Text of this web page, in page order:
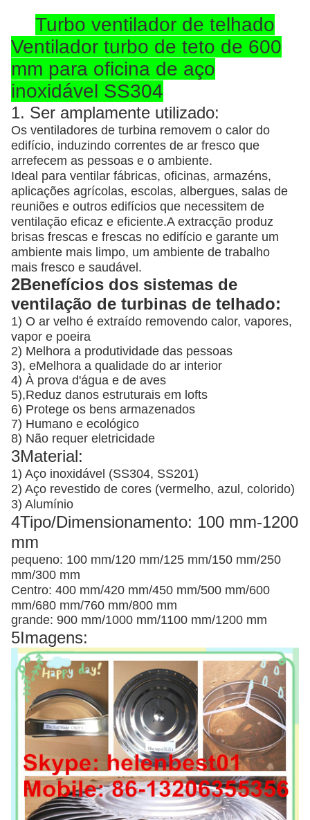
Turbo ventilador de telhado
Ventilador turbo de teto de 600
mm para oficina de aço
inoxidável SS304
1. Ser amplamente utilizado:
Os ventiladores de turbina removem o calor do
edifício, induzindo correntes de ar fresco que
arrefecem as pessoas e o ambiente.
Ideal para ventilar fábricas, oficinas, armazéns,
aplicações agrícolas, escolas, albergues, salas de
reuniões e outros edifícios que necessitem de
ventilação eficaz e eficiente.A extracção produz
brisas frescas e frescas no edifício e garante um
ambiente mais limpo, um ambiente de trabalho
mais fresco e saudável.
2Benefícios dos sistemas de
ventilação de turbinas de telhado:
1) O ar velho é extraído removendo calor, vapores,
vapor e poeira
2) Melhora a produtividade das pessoas
3), eMelhora a qualidade do ar interior
4) À prova d'água e de aves
5),Reduz danos estruturais em lofts
6) Protege os bens armazenados
7) Humano e ecológico
8) Não requer eletricidade
3Material:
1) Aço inoxidável (SS304, SS201)
2) Aço revestido de cores (vermelho, azul, colorido)
3) Alumínio
4Tipo/Dimensionamento: 100 mm-1200
mm
pequeno: 100 mm/120 mm/125 mm/150 mm/250
mm/300 mm
Centro: 400 mm/420 mm/450 mm/500 mm/600
mm/680 mm/760 mm/800 mm
grande: 900 mm/1000 mm/1100 mm/1200 mm
5Imagens: